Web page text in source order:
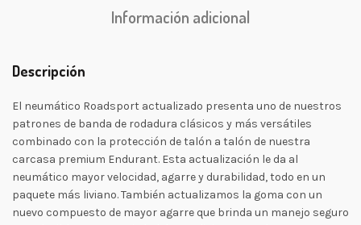
Información adicional
Descripción
El neumático Roadsport actualizado presenta uno de nuestros
patrones de banda de rodadura clásicos y más versátiles
combinado con la protección de talón a talón de nuestra
carcasa premium Endurant. Esta actualización le da al
neumático mayor velocidad, agarre y durabilidad, todo en un
paquete más liviano. También actualizamos la goma con un
nuevo compuesto de mayor agarre que brinda un manejo seguro